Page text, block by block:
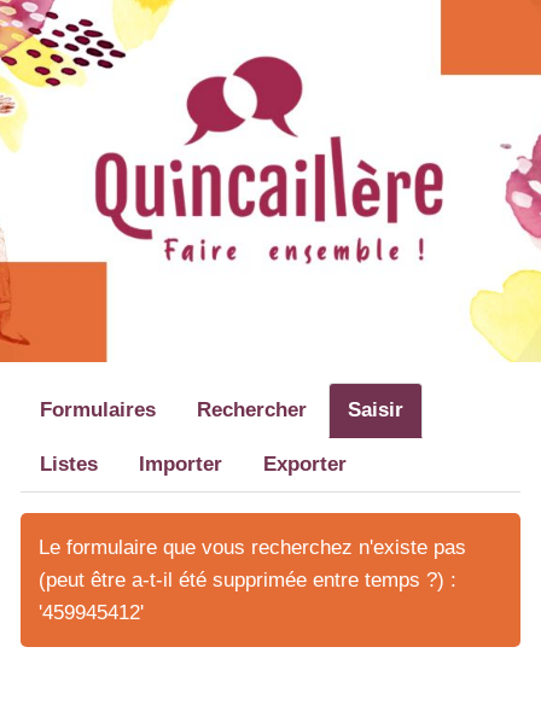
Formulaires Rechercher Saisir
Listes Importer Exporter
Le formulaire que vous recherchez n'existe pas
(peut être a-t-il été supprimée entre temps ?) :
'459945412'